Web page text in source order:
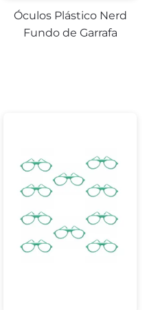
Óculos Plástico Nerd
Fundo de Garrafa